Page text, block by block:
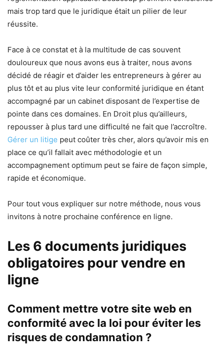
mais trop tard que le juridique était un pilier de leur
réussite.
Face à ce constat et à la multitude de cas souvent
douloureux que nous avons eus à traiter, nous avons
décidé de réagir et d’aider les entrepreneurs à gérer au
plus tôt et au plus vite leur conformité juridique en étant
accompagné par un cabinet disposant de l’expertise de
pointe dans ces domaines. En Droit plus qu’ailleurs,
repousser à plus tard une difficulté ne fait que l’accroître.
Gérer un litige peut coûter très cher, alors qu’avoir mis en
place ce qu’il fallait avec méthodologie et un
accompagnement optimum peut se faire de façon simple,
rapide et économique.
Pour tout vous expliquer sur notre méthode, nous vous
invitons à notre prochaine conférence en ligne.
Les 6 documents juridiques
obligatoires pour vendre en
ligne
Comment mettre votre site web en
conformité avec la loi pour éviter les
risques de condamnation ?